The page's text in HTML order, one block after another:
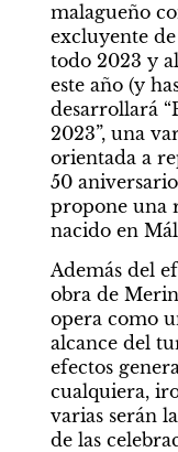
malagueño
excluyente
todo 2023 y
este año (y
desarrollará
2023”, una
orientada a
50
propone una
nacido en
Además del
obra de
opera como
alcance del
efectos
cualquiera,
varias serán
de las